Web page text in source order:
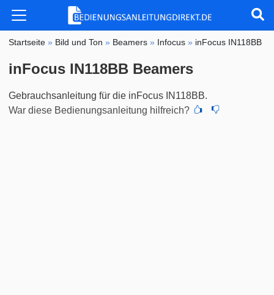
Startseite » Bild und Ton » Beamers » Infocus » inFocus IN118BB
inFocus IN118BB Beamers
Gebrauchsanleitung für die inFocus IN118BB.
War diese Bedienungsanleitung hilfreich?